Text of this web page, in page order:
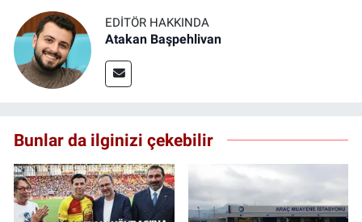
EDITÖR HAKKINDA
Atakan Başpehlivan
Bunlar da ilginizi çekebilir